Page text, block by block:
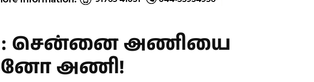
: சென்னை அணியை
அணி!